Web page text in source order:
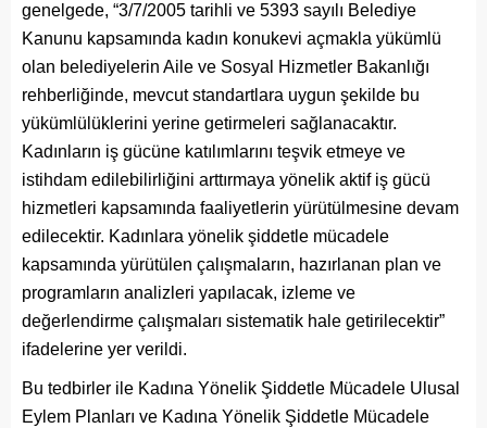
genelgede, “3/7/2005 tarihli ve 5393 sayılı Belediye
Kanunu kapsamında kadın konukevi açmakla yükümlü
olan belediyelerin Aile ve Sosyal Hizmetler Bakanlığı
rehberliğinde, mevcut standartlara uygun şekilde bu
yükümlülüklerini yerine getirmeleri sağlanacaktır.
Kadınların iş gücüne katılımlarını teşvik etmeye ve
istihdam edilebilirliğini arttırmaya yönelik aktif iş gücü
hizmetleri kapsamında faaliyetlerin yürütülmesine devam
edilecektir. Kadınlara yönelik şiddetle mücadele
kapsamında yürütülen çalışmaların, hazırlanan plan ve
programların analizleri yapılacak, izleme ve
değerlendirme çalışmaları sistematik hale getirilecektir”
ifadelerine yer verildi.
Bu tedbirler ile Kadına Yönelik Şiddetle Mücadele Ulusal
Eylem Planları ve Kadına Yönelik Şiddetle Mücadele